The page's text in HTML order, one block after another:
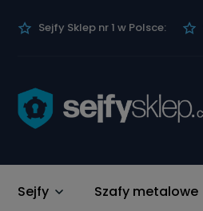
Sejfy Sklep nr 1 w Polsce:
Sejfy Szafy metalowe